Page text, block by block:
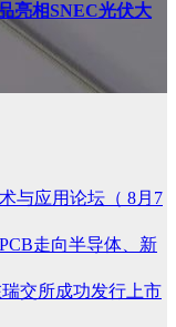
亮相SNEC光伏大
与应用论坛（ 8月7
走向半导体、新
交所成功发行上市